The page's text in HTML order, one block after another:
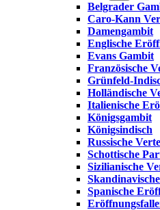
Belgrader
Caro-Kann
Damengambit
Englische
Evans Gambit
Französische
Grünfeld-
Holländische
Italienische
Königsgambit
Königsindisch
Russische
Schottische
Sizilianische
Spanische